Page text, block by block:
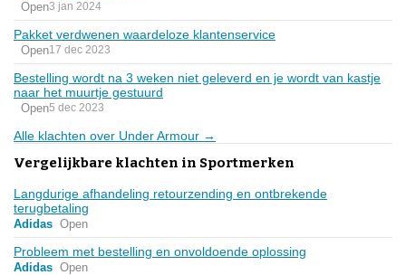
Open3 jan 2024
Pakket verdwenen waardeloze klantenservice
Open17 dec 2023
Bestelling wordt na 3 weken niet geleverd en je wordt van kastje
naar het muurtje gestuurd
Open5 dec 2023
Alle klachten over Under Armour →
Vergelijkbare klachten in Sportmerken
Langdurige afhandeling retourzending en ontbrekende
terugbetaling
Adidas Open
Probleem met bestelling en onvoldoende oplossing
Adidas Open